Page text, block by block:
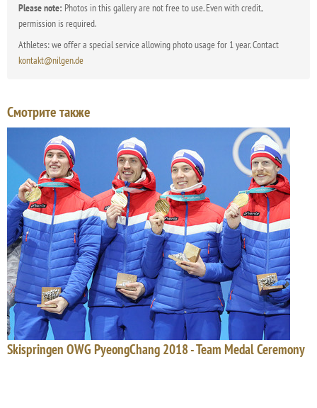
Please note: Photos in this gallery are not free to use. Even with credit,
permission is required.
Athletes: we offer a special service allowing photo usage for 1 year. Contact
kontakt@nilgen.de
Смотрите также
Skispringen OWG PyeongChang 2018 - Team Medal Ceremony